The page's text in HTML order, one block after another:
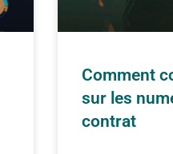
Comment
sur les
contrat